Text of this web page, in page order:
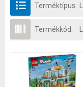
Terméktípus:
Termékkód: